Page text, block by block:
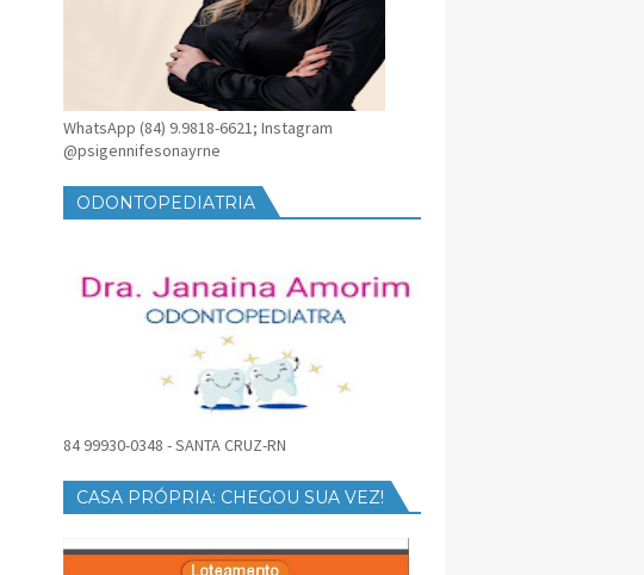
WhatsApp (84) 9.9818-6621; Instagram
@psigennifesonayrne
ODONTOPEDIATRIA
84 99930-0348 - SANTA CRUZ-RN
CASA PRÓPRIA: CHEGOU SUA VEZ!